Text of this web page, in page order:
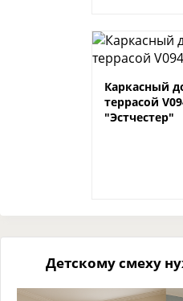
Каркасный
террасой
"Эстчестер"
Детскому смеху